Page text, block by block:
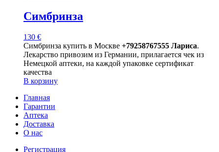
Симбринза
130 €
Симбринза купить в Москве +79258767555 Лариса.
Лекарство привозим из Германии, прилагается чек из
Немецкой аптеки, на каждой упаковке сертификат
качества
В корзину
Главная
Гарантии
Аптека
Доставка
О нас
Регистрация